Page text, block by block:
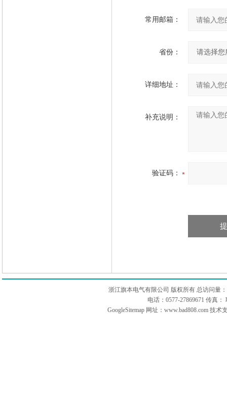
常用邮箱：
省份：
详细地址：
补充说明：
验证码：
浙江旗本电气有限公司 版权所有 总访问量：
电话：0577-27869671 传真
GoogleSitemap 网址：www.bad808.com 技